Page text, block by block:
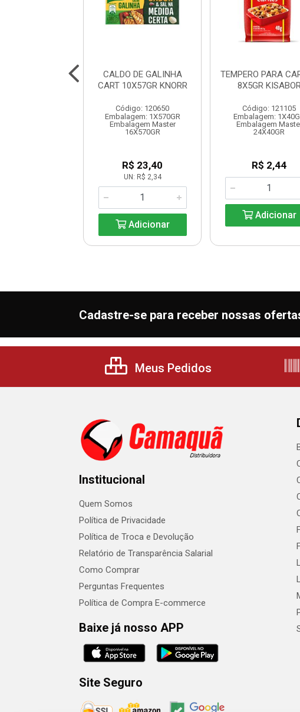
CALDO DE GALINHA
CART 10X57GR KNORR
Código: 120650
Embalagem: 1X570GR
Embalagem Master
16X570GR
R$ 23,40
UN: R$ 2,34
Adicionar
TEMPERO PARA
8X5GR
Código: 121105
Embalagem:
Embalagem
24X40GR
R$ 2,44
Adicionar
Cadastre-se para receber nossas
Meus Pedidos
Institucional
Quem Somos
Política de Privacidade
Política de Troca e Devolução
Relatório de Transparência Salarial
Como Comprar
Perguntas Frequentes
Política de Compra E-commerce
Baixe já nosso APP
Site Seguro